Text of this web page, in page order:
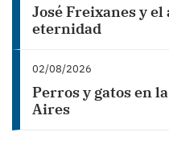
José Freixanes y
eternidad
02/08/2026
Perros y gatos en
Aires